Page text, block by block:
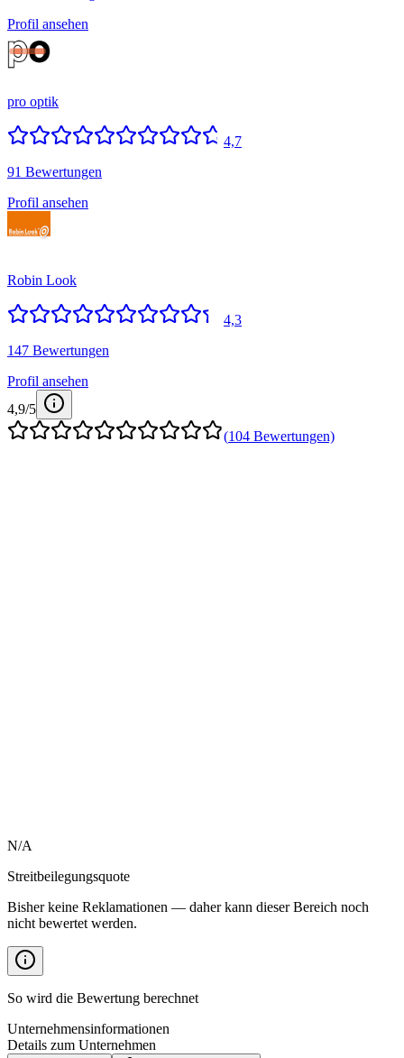
Profil ansehen
pro optik
4,7
91 Bewertungen
Profil ansehen
Robin Look
4,3
147 Bewertungen
Profil ansehen
4,9/5
(104 Bewertungen)
N/A
Streitbeilegungsquote
Bisher keine Reklamationen — daher kann dieser Bereich noch
nicht bewertet werden.
So wird die Bewertung berechnet
Unternehmensinformationen
Details zum Unternehmen